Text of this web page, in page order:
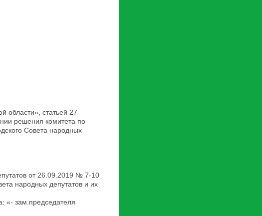
области», статьей 27
решения комитета по
Совета народных
от 26.09.2019 № 7-10
народных депутатов и их
«- зам.председателя